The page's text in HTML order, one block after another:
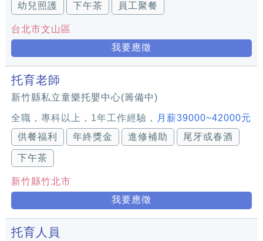
幼兒照護 下午茶 員工聚餐
台北市文山區
我要應徵
托育老師
新竹縣私立童樂托嬰中心(籌備中)
全職，專科以上，1年工作經驗，
月薪39000~42000元
供餐福利
年終獎金 進修補助 尾牙或春酒
下午茶
新竹縣竹北市
我要應徵
托育人員